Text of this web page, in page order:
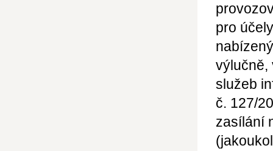
pro
výlučně,
služeb
č. 127/
zasílání